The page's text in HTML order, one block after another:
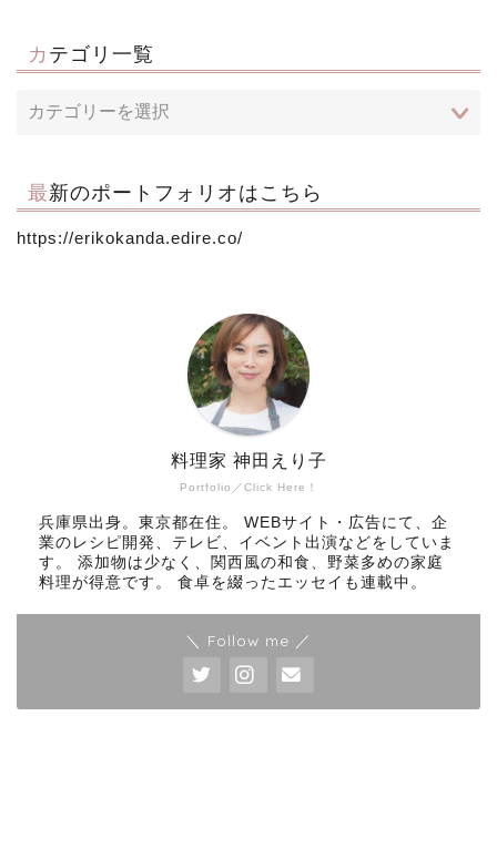
カテゴリ一覧
最新のポートフォリオはこちら
https://erikokanda.edire.co/
Portfolio／Click Here！
料理家 神田えり子
兵庫県出身。東京都在住。 WEBサイト・広告にて、企
業のレシピ開発、テレビ、イベント出演などをしていま
す。 添加物は少なく、関西風の和食、野菜多めの家庭
料理が得意です。 食卓を綴ったエッセイも連載中。
＼ Follow me ／